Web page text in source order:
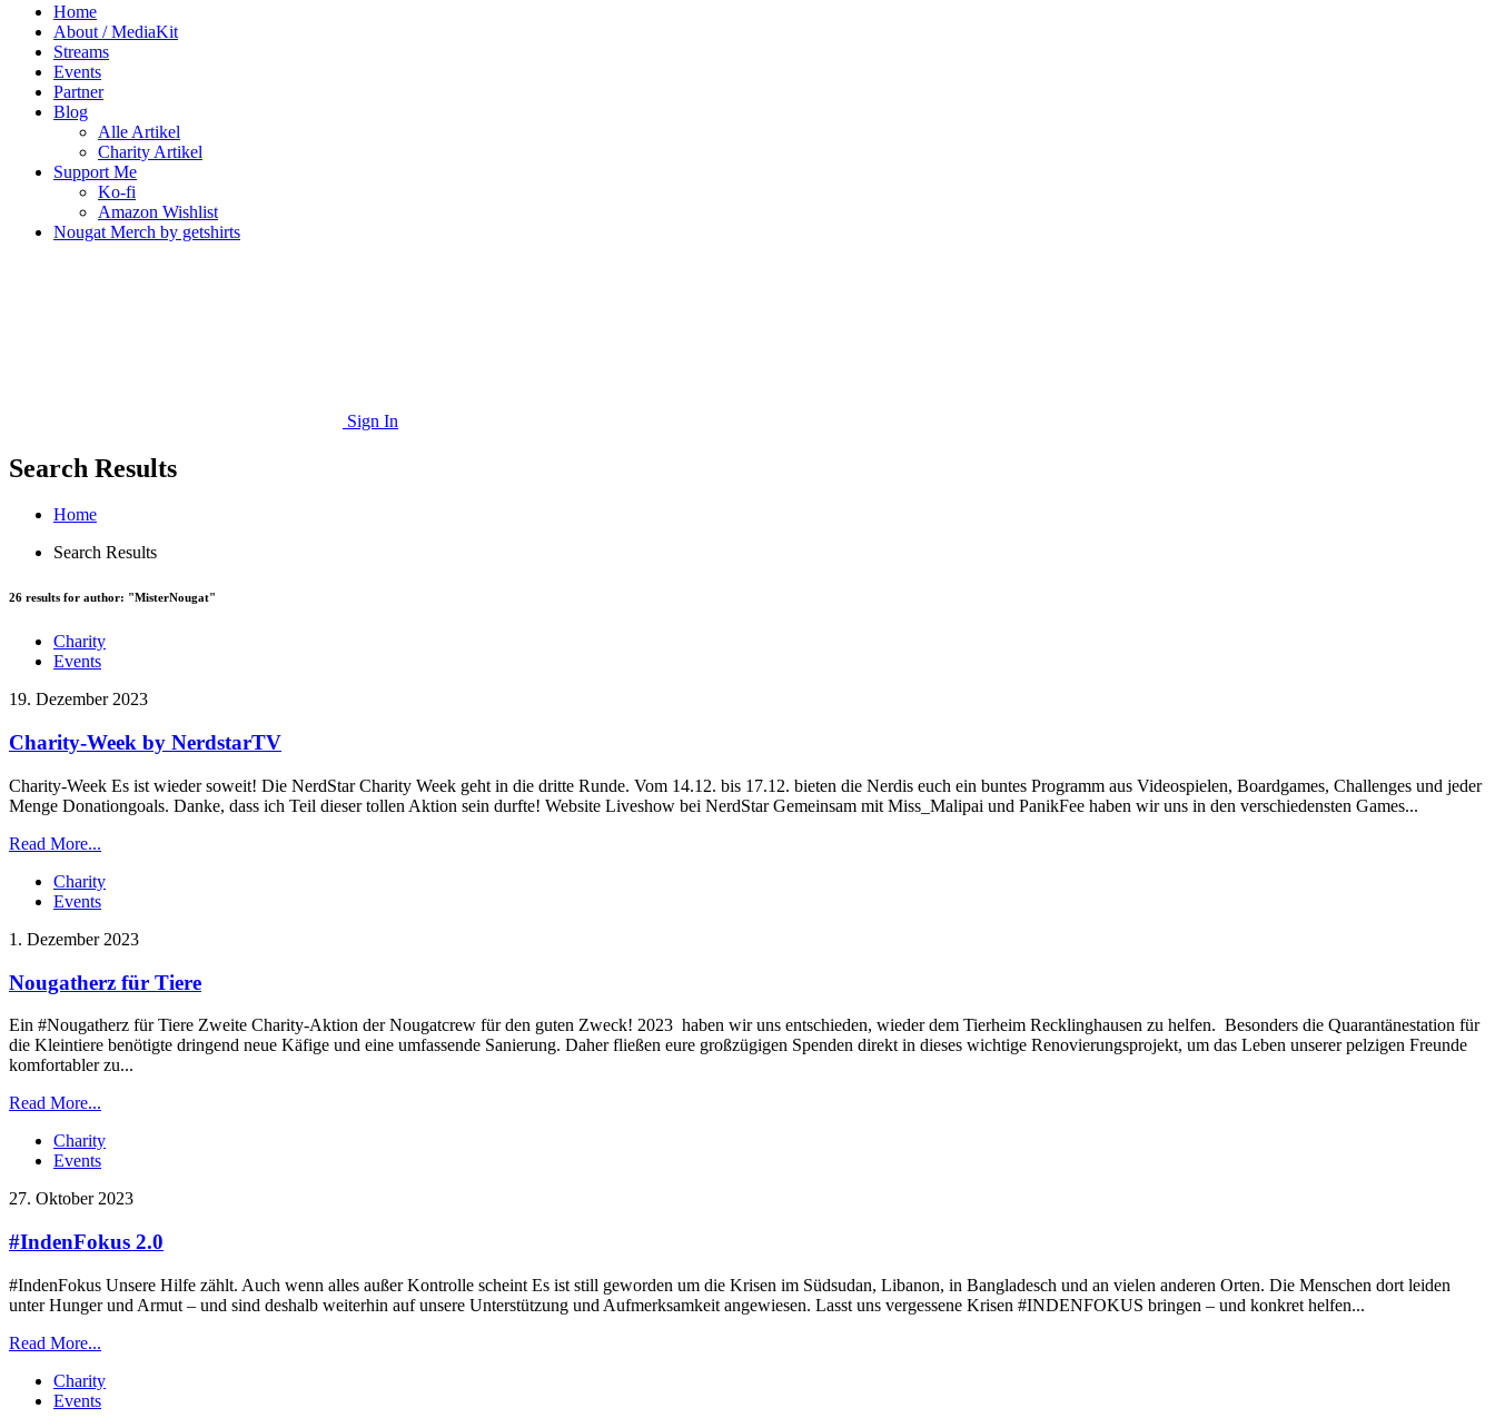
Home
About / MediaKit
Streams
Events
Partner
Blog
Alle Artikel
Charity Artikel
Support Me
Ko-fi
Amazon Wishlist
Nougat Merch by getshirts
Sign In
Search Results
Home
Search Results
26 results for author: "MisterNougat"
Charity
Events
19. Dezember 2023
Charity-Week by NerdstarTV
Charity-Week Es ist wieder soweit! Die NerdStar Charity Week geht in die dritte Runde. Vom 14.12. bis 17.12. bieten die Nerdis euch ein buntes Programm aus Videospielen, Boardgames, Challenges und jeder
Menge Donationgoals. Danke, dass ich Teil dieser tollen Aktion sein durfte! Website Liveshow bei NerdStar Gemeinsam mit Miss_Malipai und PanikFee haben wir uns in den verschiedensten Games...
Read More...
Charity
Events
1. Dezember 2023
Nougatherz für Tiere
Ein #Nougatherz für Tiere Zweite Charity-Aktion der Nougatcrew für den guten Zweck! 2023 haben wir uns entschieden, wieder dem Tierheim Recklinghausen zu helfen. Besonders die Quarantänestation für
die Kleintiere benötigte dringend neue Käfige und eine umfassende Sanierung. Daher fließen eure großzügigen Spenden direkt in dieses wichtige Renovierungsprojekt, um das Leben unserer pelzigen Freunde
komfortabler zu...
Read More...
Charity
Events
27. Oktober 2023
#IndenFokus 2.0
#IndenFokus Unsere Hilfe zählt. Auch wenn alles außer Kontrolle scheint Es ist still geworden um die Krisen im Südsudan, Libanon, in Bangladesch und an vielen anderen Orten. Die Menschen dort leiden
unter Hunger und Armut – und sind deshalb weiterhin auf unsere Unterstützung und Aufmerksamkeit angewiesen. Lasst uns vergessene Krisen #INDENFOKUS bringen – und konkret helfen...
Read More...
Charity
Events